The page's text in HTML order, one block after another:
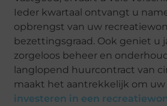
Ieder kwartaal ontvangt u
opbrengst van uw
bezettingsgraad. Ook geniet u
zorgeloos beheer en
langlopend huurcontract van
maakt het aantrekkelijk om
investeren in een